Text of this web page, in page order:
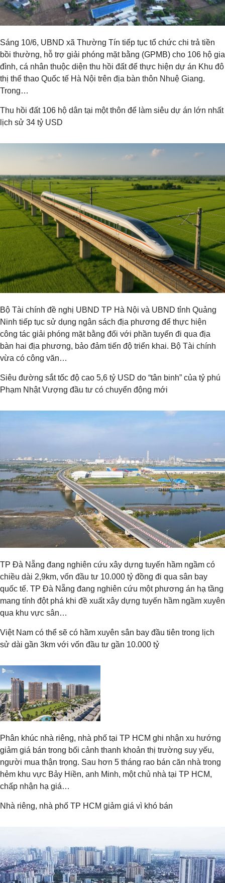
Sáng 10/6, UBND xã Thường Tín tiếp tục tổ chức chi trả tiền
bồi thường, hỗ trợ giải phóng mặt bằng (GPMB) cho 106 hộ gia
đình, cá nhân thuộc diện thu hồi đất để thực hiện dự án Khu đô
thị thể thao Quốc tế Hà Nội trên địa bàn thôn Nhuệ Giang.
Trong…
Thu hồi đất 106 hộ dân tại một thôn để làm siêu dự án lớn nhất
lịch sử 34 tỷ USD
Bộ Tài chính đề nghị UBND TP Hà Nội và UBND tỉnh Quảng
Ninh tiếp tục sử dụng ngân sách địa phương để thực hiện
công tác giải phóng mặt bằng đối với phần tuyến đi qua địa
bàn hai địa phương, bảo đảm tiến độ triển khai. Bộ Tài chính
vừa có công văn…
Siêu đường sắt tốc độ cao 5,6 tỷ USD do “tân binh” của tỷ phú
Phạm Nhật Vượng đầu tư có chuyển động mới
TP Đà Nẵng đang nghiên cứu xây dựng tuyến hầm ngầm có
chiều dài 2,9km, vốn đầu tư 10.000 tỷ đồng đi qua sân bay
quốc tế. TP Đà Nẵng đang nghiên cứu một phương án hạ tầng
mang tính đột phá khi đề xuất xây dựng tuyến hầm ngầm xuyên
qua khu vực sân…
Việt Nam có thể sẽ có hầm xuyên sân bay đầu tiên trong lịch
sử dài gần 3km với vốn đầu tư gần 10.000 tỷ
Phân khúc nhà riêng, nhà phố tại TP HCM ghi nhận xu hướng
giảm giá bán trong bối cảnh thanh khoản thị trường suy yếu,
người mua thận trọng. Sau hơn 5 tháng rao bán căn nhà trong
hẻm khu vực Bảy Hiền, anh Minh, một chủ nhà tại TP HCM,
chấp nhận hạ giá…
Nhà riêng, nhà phố TP HCM giảm giá vì khó bán